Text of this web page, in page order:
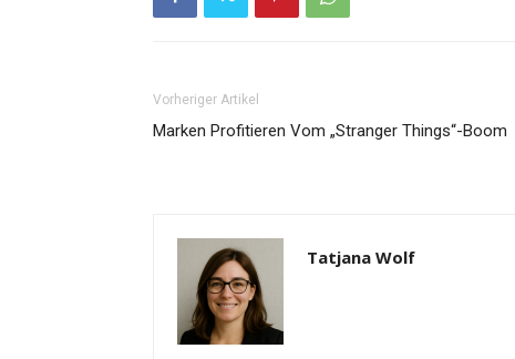
Vorheriger Artikel
Marken Profitieren Vom „Stranger Things“-Boom
Tatjana Wolf